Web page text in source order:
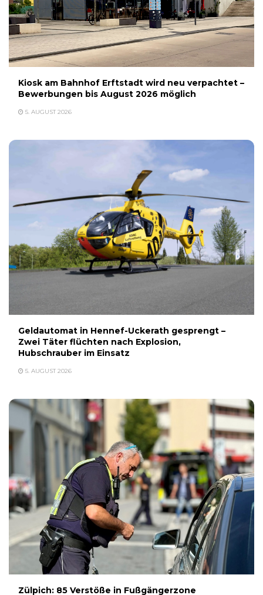
Kiosk am Bahnhof Erftstadt wird neu verpachtet –
Bewerbungen bis August 2026 möglich
5. AUGUST 2026
Geldautomat in Hennef-Uckerath gesprengt –
Zwei Täter flüchten nach Explosion,
Hubschrauber im Einsatz
5. AUGUST 2026
Zülpich: 85 Verstöße in Fußgängerzone